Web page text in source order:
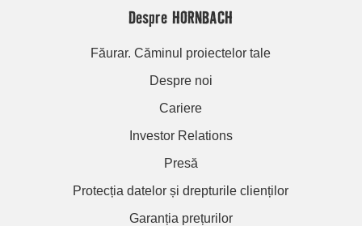
Despre HORNBACH
Făurar. Căminul proiectelor tale
Despre noi
Cariere
Investor Relations
Presă
Protecția datelor și drepturile clienților
Garanția prețurilor